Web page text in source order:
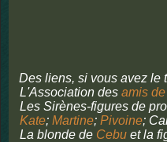
Des liens, si vous avez le
L'Association des amis
Les Sirènes-figures de
Kate; Martine; Pivoine;
La blonde de Cebu et la